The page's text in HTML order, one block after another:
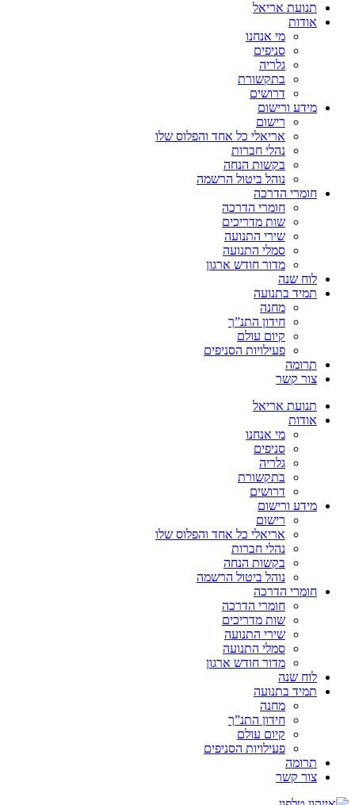
תנועת אריאל
אודות
מי אנחנו
סניפים
גלריה
בתקשורת
דרושים
מידע ורישום
רישום
אריאלי כל אחד והפלוס שלו
נהלי חברות
בקשות הנחה
נוהל ביטול הרשמה
חומרי הדרכה
חומרי הדרכה
שות מדריכים
שירי התנועה
סמלי התנועה
מדור חודש ארגון
לוח שנה
תמיד בתנועה
מחנה
חידון התנ”ך
קיום עולם
פעילויות הסניפים
תרומה
צור קשר
תנועת אריאל
אודות
מי אנחנו
סניפים
גלריה
בתקשורת
דרושים
מידע ורישום
רישום
אריאלי כל אחד והפלוס שלו
נהלי חברות
בקשות הנחה
נוהל ביטול הרשמה
חומרי הדרכה
חומרי הדרכה
שות מדריכים
שירי התנועה
סמלי התנועה
מדור חודש ארגון
לוח שנה
תמיד בתנועה
מחנה
חידון התנ”ך
קיום עולם
פעילויות הסניפים
תרומה
צור קשר